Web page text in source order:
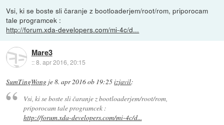
Vsi, ki se boste sli čaranje z bootloaderjem/root/rom, priporocam
tale programcek :
http://forum.xda-developers.com/mi-4c/d...
Mare3
::8. apr 2016, 20:15
SumTingWong je8. apr 2016 ob 19:25izjavil:
Vsi, ki se boste sli čaranje z bootloaderjem/root/rom,
priporocam tale programcek :
http://forum.xda-developers.com/mi-4c/d...